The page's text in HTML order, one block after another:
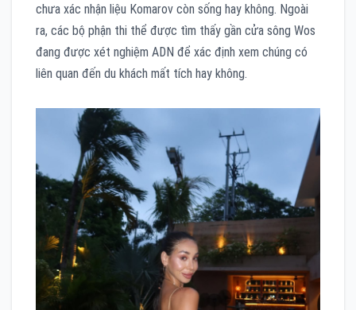
chưa xác nhận liệu Komarov còn sống hay không. Ngoài
ra, các bộ phận thi thể được tìm thấy gần cửa sông Wos
đang được xét nghiệm ADN để xác định xem chúng có
liên quan đến du khách mất tích hay không.